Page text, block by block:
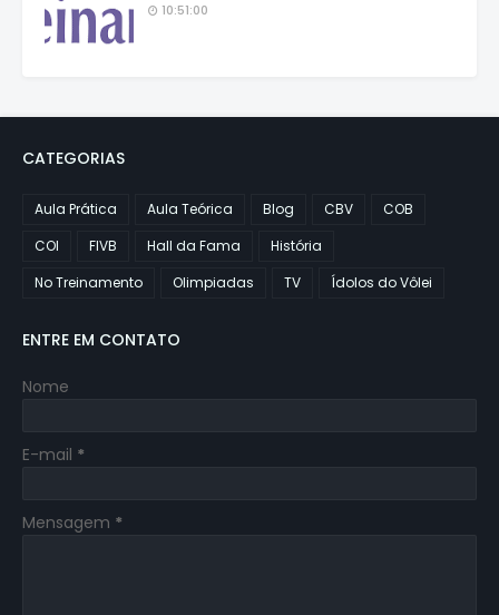
10:51:00
CATEGORIAS
Aula Prática Aula Teórica Blog CBV
COB
COI
FIVB Hall da Fama
História
No Treinamento
Olimpiadas TV Ídolos do Vôlei
ENTRE EM CONTATO
Nome
E-mail *
Mensagem *